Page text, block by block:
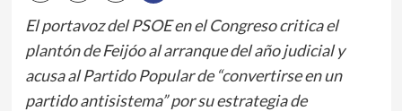
El portavoz del PSOE en el Congreso critica el
plantón de Feijóo al arranque del año judicial y
acusa al Partido Popular de “convertirse en un
partido antisistema” por su estrategia de